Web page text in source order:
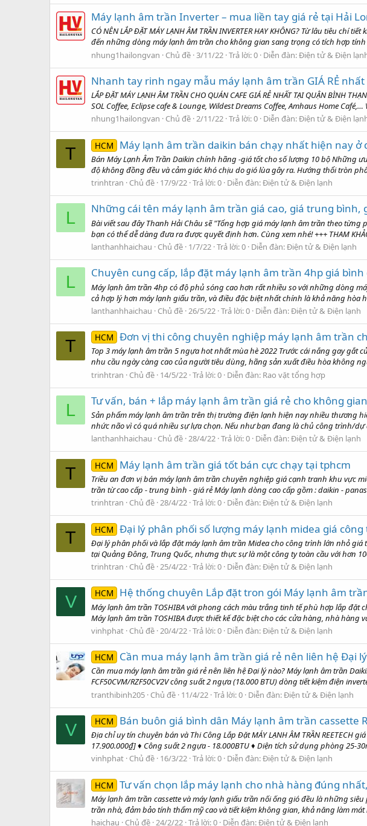
Máy lạnh âm trần Inverter – mua liền tay giá rẻ tại Hải
CÓ NÊN LẮP ĐẶT MÁY LẠNH ÂM TRẦN INVERTER HAY KHÔNG? Từ lâu tiêu
đến những dòng máy lạnh âm trần cho không gian sang trọng có tích hợp tính
nhung1hailongvan
Chủ đề 3/11/22 Trả lời: 0 Diễn đàn:Điện tử & Điện
Nhanh tay rinh ngay mẫu máy lạnh âm trần GIÁ RẺ nhất
LẮP ĐẶT MÁY LẠNH ÂM TRẦN CHO QUÁN CAFE GIÁ RẺ NHẤT TẠI QUẬN
SOL Coffee, Eclipse cafe & Lounge, Wildest Dreams Coffee, Amhaus Home
nhung1hailongvan
Chủ đề 2/11/22 Trả lời: 0 Diễn đàn:Điện tử & Điện
T HCM Máy lạnh âm trần daikin bán chạy nhất hiện nay ở
Bán Máy Lạnh Âm Trần Daikin chính hãng -giá tốt cho số lượng 10 bộ Những
độ không đồng đều và cảm giác khó chịu do gió lùa gây ra. Hướng thổi tròn
trinhtran
Chủ đề 17/9/22 Trả lời: 0 Diễn đàn:Điện tử & Điện lạnh
L Những cái tên máy lạnh âm trần giá cao, giá trung bình,
Bài viết sau đây Thanh Hải Châu sẽ "Tổng hợp giá máy lạnh âm trần theo
bạn có thể dễ dàng đưa ra được quyết định hơn. Cùng xem nhé! +++ THAM
lanthanhhaichau
Chủ đề 1/7/22 Trả lời: 0 Diễn đàn:Điện tử & Điện lạnh
L Chuyên cung cấp, lắp đặt máy lạnh âm trần 4hp giá
Máy lạnh âm trần 4hp có độ phủ sóng cao hơn rất nhiều so với những dòng
cả hợp lý hơn máy lạnh giấu trần, và điều đặc biệt nhất chính là khả năng hòa
lanthanhhaichau
Chủ đề 26/5/22 Trả lời: 0 Diễn đàn:Điện tử & Điện lạnh
T HCM Đơn vị thi công chuyên nghiệp máy lạnh âm trần
Top 3 máy lạnh âm trần 5 ngựa hot nhất mùa hè 2022 Trước cái nắng gay
nhu cầu ngày càng cao của người tiêu dùng, hãng sản xuất điều hòa không
trinhtran
Chủ đề 14/5/22 Trả lời: 0 Diễn đàn: Rao vặt tổng hợp
L Tư vấn, bán + lắp máy lạnh âm trần giá rẻ cho không
Sản phẩm máy lạnh âm trần trên thị trường điện lạnh hiện nay nhiều thương
nhức não vì có quá nhiều sự lựa chọn. Nếu như bạn đang là chủ công trình/dự
lanthanhhaichau
Chủ đề 28/4/22 Trả lời: 0 Diễn đàn:Điện tử & Điện lạnh
T HCM Máy lạnh âm trần giá tốt bán cực chạy tại tphcm
Triều an đơn vị bán máy lạnh âm trần chuyên nghiệp giá cạnh tranh khu vực
trần từ cao cấp - trung bình - giá rẻ Máy lạnh dòng cao cấp gồm : daikin -
trinhtran
Chủ đề 28/4/22 Trả lời: 0 Diễn đàn:Điện tử & Điện lạnh
T HCM Đại lý phân phối số lượng máy lạnh midea giá
Đại lý phân phối và lắp đặt máy lạnh âm trần Midea cho công trình lớn nhỏ
tại Quảng Đông, Trung Quốc, nhưng thực sự là một công ty toàn cầu với hơn
trinhtran
Chủ đề 25/4/22 Trả lời: 0 Diễn đàn:Điện tử & Điện lạnh
V HCM Hệ thống chuyên Lắp đặt tron gói Máy lạnh âm
Máy lạnh âm trần TOSHIBA với phong cách màu trắng tinh tế phù hợp lắp
Máy lạnh âm trần TOSHIBA được thiết kế đặc biệt cho các cửa hàng, nhà
vinhphat Chủ đề 20/4/22 Trả lời: 0 Diễn đàn:Điện tử & Điện lạnh
HCM Cần mua máy lạnh âm trần giá rẻ nên liên hệ Đại
Cần mua máy lạnh âm trần giá rẻ nên liên hệ Đại lý nào? Máy lạnh âm trần
FCF50CVM/RZF50CV2V công suất 2 ngựa (18.000 BTU) dòng tiết kiệm điện
tranthibinh205 Chủ đề 11/4/22 Trả lời: 0 Diễn đàn:Điện tử & Điện lạnh
V HCM Bán buôn giá bình dân Máy lạnh âm trần cassette
Địa chỉ uy tín chuyên bán và Thi Công Lắp Đặt MÁY LẠNH ÂM TRẦN REETECH
17.900.000₫] ♦ Công suất 2 ngựa - 18.000BTU ♦ Diện tích sử dụng phòng 25-
vinhphat Chủ đề 16/3/22 Trả lời: 0 Diễn đàn:Điện tử & Điện lạnh
HCM Tư vấn chọn lắp máy lạnh cho nhà hàng đúng
Máy lạnh âm trần cassette và máy lạnh giấu trần nối ống gió đều là những
trần nhà, đảm bảo tính thẩm mỹ cao và tiết kiệm không gian, khả năng làm
haichau
Chủ đề 24/2/22 Trả lời: 0 Diễn đàn:Điện tử & Điện lạnh